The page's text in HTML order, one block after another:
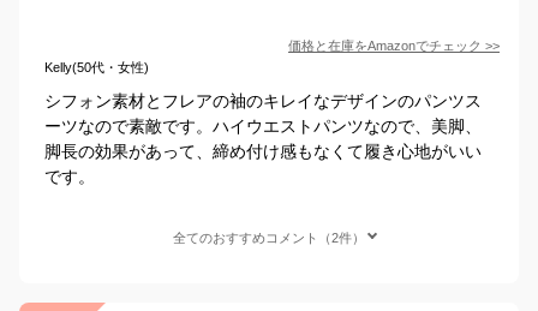
価格と在庫をAmazonでチェック >>
Kelly(50代・女性)
シフォン素材とフレアの袖のキレイなデザインのパンツス
ーツなので素敵です。ハイウエストパンツなので、美脚、
脚長の効果があって、締め付け感もなくて履き心地がいい
です。
全てのおすすめコメント（2件）